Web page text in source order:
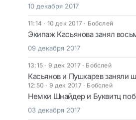
10 декабря 2017
11:14 · 10 дек 2017· Бобслей
Экипаж Касьянова занял
09 декабря 2017
13:15 · 9 дек 2017· Бобслей
Касьянов и Пушкарев заняли
12:50 · 9 дек 2017· Бобслей
Немки Шнайдер и Буквитц
03 декабря 2017